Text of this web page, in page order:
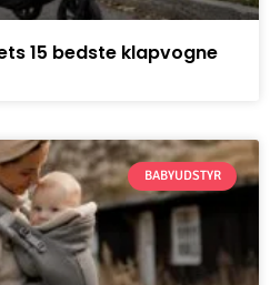
15 bedste klapvogne
BABYUDSTYR